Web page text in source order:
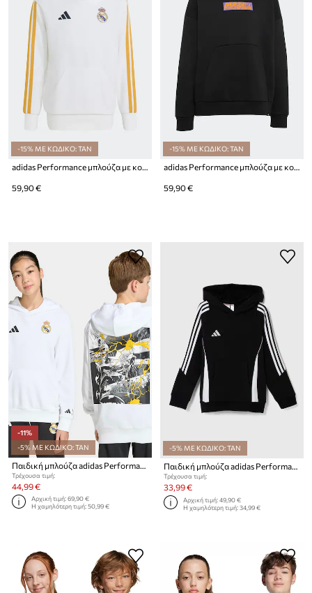
-15% ΜΕ ΚΩΔΙΚΟ: TAN
adidas Performance μπλούζα με κουκούλα παιδική REAL MADRID
59,90 €
-15% ΜΕ ΚΩΔΙΚΟ: TAN
adidas Performance μπλούζα με κουκούλα παιδική με βαμβάκι MERCEDES
59,90 €
-11%
-5% ΜΕ ΚΩΔΙΚΟ: TAN
Τρέχουσα τιμή:
44,99 €
Αρχική τιμή:69,90 €
Η χαμηλότερη τιμή:50,99 €
-5% ΜΕ ΚΩΔΙΚΟ: TAN
Παιδική μπλούζα adidas Performance TIRO24 SWHOODY
Τρέχουσα τιμή:
33,99 €
Αρχική τιμή:49,90 €
Η χαμηλότερη τιμή:34,99 €